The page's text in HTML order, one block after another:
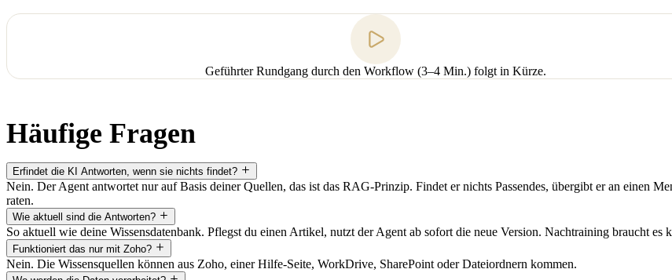
Geführter Rundgang durch den Workflow (3–4 Min.) folgt in Kürze.
Häufige Fragen
Erfindet die KI Antworten, wenn sie nichts findet?
Nein. Der Agent antwortet nur auf Basis deiner Quellen, das ist das RAG-Prinzip. Findet er nichts Passendes, übergibt er an einen
raten.
Wie aktuell sind die Antworten?
So aktuell wie deine Wissensdatenbank. Pflegst du einen Artikel, nutzt der Agent ab sofort die neue Version. Nachtraining braucht es
Funktioniert das nur mit Zoho?
Nein. Die Wissensquellen können aus Zoho, einer Hilfe-Seite, WorkDrive, SharePoint oder Dateiordnern kommen.